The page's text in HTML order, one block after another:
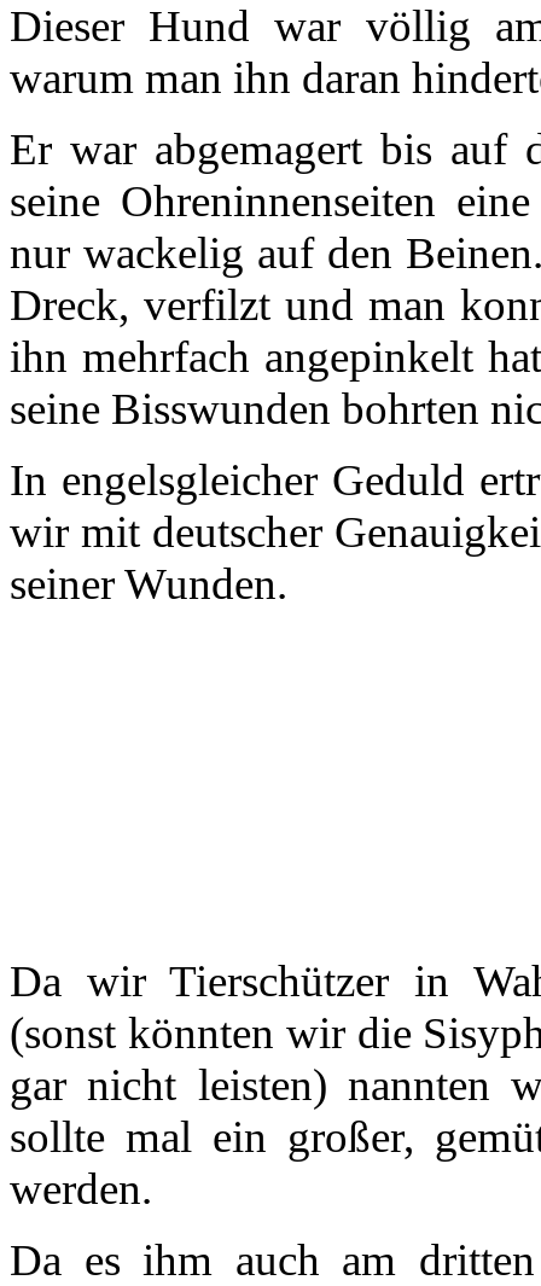
Dieser Hund war völlig
warum man ihn daran
Er war abgemagert bis auf
seine Ohreninnenseiten
nur wackelig auf den
Dreck, verfilzt und man
ihn mehrfach angepinkelt
seine Bisswunden bohrten
In engelsgleicher Geduld
wir mit deutscher
seiner Wunden.
Da wir Tierschützer in
(sonst könnten wir die
gar nicht leisten) nannten
sollte mal ein großer,
werden.
Da es ihm auch am